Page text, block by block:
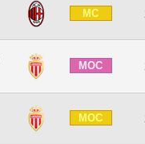
MC
MOC
MOC